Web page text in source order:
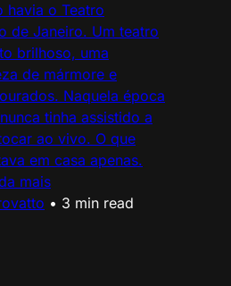
havia o Teatro
de Janeiro. Um teatro
brilhoso, uma
de mármore e
Naquela época
tinha assistido a
ao vivo. O que
em casa apenas.
mais
• 3 min read